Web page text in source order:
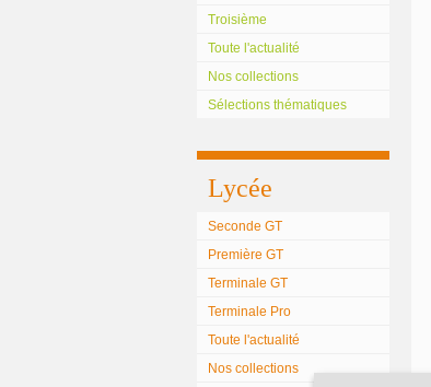
Troisième
Toute l'actualité
Nos collections
Sélections thématiques
Lycée
Seconde GT
Première GT
Terminale GT
Terminale Pro
Toute l'actualité
Nos collections